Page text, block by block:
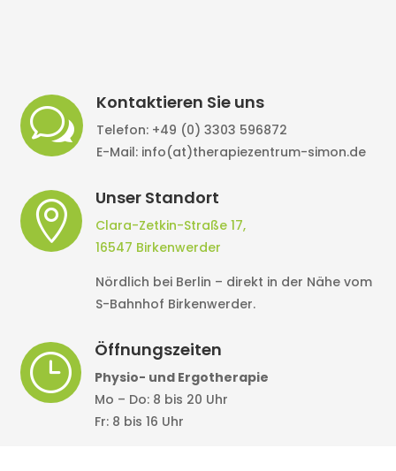
w
Kontaktieren Sie uns
Telefon: +49 (0) 3303 596872
E-Mail: info(at)therapiezentrum-simon.de

Unser Standort
Clara-Zetkin-Straße 17,
16547 Birkenwerder
Nördlich bei Berlin – direkt in der Nähe vom
S-Bahnhof Birkenwerder.
} Öffnungszeiten
Physio- und Ergotherapie
Mo – Do: 8 bis 20 Uhr
Fr: 8 bis 16 Uhr